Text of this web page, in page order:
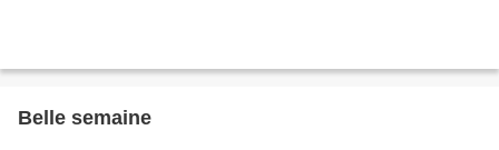
Belle semaine